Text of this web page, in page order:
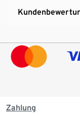
Zahlung